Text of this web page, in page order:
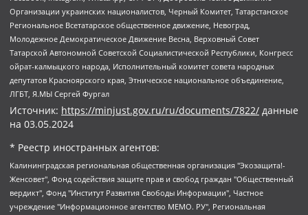
Организации украинских националистов, Черный Комитет, Татарстанское
Региональное Всетатарское общественное движение, Невоград,
Молодежное Демократическое Движение Весна, Верховный Совет
Татарской Автономной Советской Социалистической Республики, Конгресс
ойрат-калмыцкого народа, Исполнительный комитет совета народных
депутатов Красноярского края, Этническое национальное объединение,
ЛГБТ, Я.МЫ Сергей Фургал
Источник: https://minjust.gov.ru/ru/documents/7822/ данные
на 03.05.2024
* Реестр иностранных агентов:
Калининградская региональная общественная организация "Экозащита!-Женсовет", Фонд содействия защите прав и свобод граждан "Общественный вердикт", Фонд "Институт Развития Свободы Информации", Частное учреждение "Информационное агентство МЕМО. РУ", Региональная общественная организация "Общественная комиссия по сохранению наследия академика Сахарова", Фонд поддержки свободы прессы, Санкт-Петербургская общественная правозащитная организация "Гражданский контроль", Межрегиональная общественная организация "Информационно-просветительский центр "Мемориал", Региональный Фонд "Центр Защиты Прав Средств Массовой Информации", с 05.12.2023 Фонд "Центр Защиты Прав Средств массовой информации", Региональная общественная благотворительная организация помощи беженцам и мигрантам "Гражданское содействие", Негосударственное образовательное учреждение дополнительного профессионального образования (повышение квалификации) специалистов "АКАДЕМИЯ ПО ПРАВАМ ЧЕЛОВЕКА", Свердловская региональная общественная организация "Сутяжник", Автономная некоммерческая организация "Центр независимых социологических исследований", Союз общественных объединений "Российский исследовательский центр по правам человека", Региональное общественное учреждение научно-информационный центр "МЕМОРИАЛ", Некоммерческая организация "Фонд защиты гласности", Автономная некоммерческая организация "Институт прав человека", Городская общественная организация "Екатеринбургское общество "МЕМОРИАЛ", Городская общественная организация "Рязанское историко-просветительское и правозащитное общество "Мемориал" (Рязанский Мемориал), Челябинский региональный орган общественной самодеятельности – женское общественное объединение "Женщины Евразии", Челябинский региональный орган общественной самодеятельности "Уральская правозащитная группа", Фонд содействия защите здоровья и социальной справедливости имени Андрея Рылькова, Автономная Некоммерческая Организация "Аналитический Центр Юрия Левады", Автономная некоммерческая организация социальной поддержки населения "Проект Апрель", Региональная общественная организация помощи женщинам и детям, находящимся в кризисной ситуации "Информационно-методический центр "Анна", Фонд содействия развитию массовых коммуникаций и правовому просвещению "Так-так-Так", Фонд содействия устойчивому развитию "Серебряная тайга", Свердловский региональный общественный фонд социальных проектов "Новое время", "Idel.Реалии", Кавказ.Реалии, Крым.Реалии, Телеканал Настоящее Время, Татаро-башкирская служба Радио Свобода (Azatliq Radiosi), Радио Свободная Европа/Радио Свобода (PCE/PC), "Сибирь.Реалии", "Фактограф", Благотворительный фонд помощи осужденным и их семьям, Автономная некоммерческая организация "Институт глобализации и социальных движений", Фонд "В защиту прав заключенных", Частное учреждение "Центр поддержки и содействия развитию средств массовой информации", Пензенский региональный общественный благотворительный фонд "Гражданский союз", "Север.Реалии", Некоммерческая организация Фонд "Правовая инициатива", Общество с ограниченной ответственностью "Радио Свободная Европа/Радио Свобода", Чешское информационное агентство "MEDIUM-ORIENT", Красноярская региональная общественная организация "Мы против СПИДа", Камалягин Денис Николаевич, Маркелов Сергей Евгеньевич, Пономарев Лев Александрович, Савицкая Людмила Алексеевна, Автономная некоммерческая организация "Центр по работе с проблемой насилия "НАСИЛИЮ.НЕТ", Межрегиональный профессиональный союз работников здравоохранения "Альянс врачей", Юридическое лицо, зарегистрированное в Латвийской Республике, SIA "Medusa Project" (регистрационный номер 40103797863, дата регистрации 10.06.2014), Некоммерческая организация "Фонд по борьбе с коррупцией", Автономная некоммерческая организация "Институт права и публичной политики", Баданин Роман Сергеевич, Гликин Максим Александрович, Железнова Мария Михайловна, Лукьянова Юлия Сергеевна, Маетная Елизавета Витальевна, Маняхин Петр Борисович, Чуракова Ольга Владимировна, Ярош Юлия Петровна, Юридическое лицо "The Insider SIA", зарегистрированное в Риге, Латвийская Республика (дата регистрации 26.06.2015), являющееся администратором доменного имени интернет-издания "The Insider SIA", https://theins.ru, Постернак Алексей Евгеньевич, Рубин Михаил Аркадьевич, Анин Роман Александрович, Юридическое лицо Istories fonds, зарегистрированное в Латвийской Республике (регистрационный номер 50008295751, дата регистрации 24.02.2020), Великовский Дмитрий Александрович, Долинина Ирина Николаевна, Мароховская Алеся Алексеевна, Шлейнов Роман Юрьевич, Шмагун Олеся Валентиновна, Общество с ограниченной ответственностью "Альтаир 2021", Общество с ограниченной ответственностью "Вега 2021", Общество с ограниченной ответственностью "Главный редактор 2021", Общество с ограниченной ответственностью "Ромашки монолит", Важенков Артем Валерьевич, Ивановская областная общественная организация "Центр гендерных исследований", Гурман Юрий Альбертович, Медиапроект "ОВД-Инфо", Егоров Владимир Владимирович, Жилинский Владимир Александрович, Общество с ограниченной ответственностью "ЗП", Иванова София Юрьевна, Карезина Инна Павловна, Кильтау Екатерина Викторовна, Петров Алексей Викторович, Пискунов Сергей Евгеньевич, Смирнов Сергей Сергеевич, Тихонов Михаил Сергеевич, Общество с ограниченной ответственностью "ЖУРНАЛИСТ-ИНОСТРАННЫЙ АГЕНТ", Арапова Галина Юрьевна, Вольтская Татьяна Анатольевна, Американская компания "Mason G.E.S. Anonymous Foundation" (США), являющаяся владельцем интернет-издания https://mnews.world/, Компания "Stichting Bellingcat", зарегистрированная в Нидерландах (дата регистрации 11.07.2018), Захаров Андрей Вячеславович, Клепиковская Екатерина Дмитриевна, Общество с ограниченной ответственностью "МЕМО", Перл Роман Александрович, Симонов Евгений Алексеевич, Соловьева Елена Анатольевна, Сотников Даниил Владимирович, Сурначева Елизавета Дмитриевна, Автономная некоммерческая организация по защите прав человека и информированию населения "Якутия – Наше Мнение", Общество с ограниченной ответственностью "Москоу диджитал медиа", с 26.01.2023 Общество с ограниченной ответственностью "Чайка Белые сады", Ветошкина Валерия Валерьевна, Заговора Максим Александрович, Межрегиональное общественное движение "Российская ЛГБТ - сеть", Оленичев Максим Владимирович, Павлов Иван Юрьевич, Скворцова Елена Сергеевна, Общество с ограниченной ответственностью "Как бы инагент", Кочетков Игорь Викторович, Общество с ограниченной ответственностью "Честные выборы", Еланчик Олег Александрович, Общество с ограниченной ответственностью "Нобелевский призыв", Гималова Регина Эмилевна, Григорьев Андрей Валерьевич, Григорьева Алина Александровна, Ассоциация по содействию защите прав призывников, альтернативнослужащих и военнослужащих "Правозащитная группа "Гражданин.Армия.Право", Хисамова Регина Фаритовна, Автономная некоммерческая организация по реализации социально-правовых программ "Лилит", Дальневосточное общественное движение "Маяк", Санкт-Петербургская ЛГБТ-инициативная группа "Выход", Инициативная группа ЛГБТ+ "Реверс", Алексеев Андрей Викторович, Бекбулатова Таисия Львовна, Беляев Иван Михайлович, Владыкина Елена Сергеевна, Гельман Марат Александрович, Никульшина Вероника Юрьевна, Толоконникова Надежда Андреевна, Шендерович Виктор Анатольевич, Общество с ограниченной ответственностью "Данное сообщение", Общество с ограниченной ответственностью Издательский дом "Новая глава", Айнбиндер Александра Александровна, Московский комьюнити-центр для ЛГБТ+инициатив, Благотворительный фонд развития филантропии, Deutsche Welle (Германия, Kurt-Schumacher-Strasse 3, 53113 Bonn), Борзунова Мария Михайловна, Воробьев Виктор Викторович, Голубева Анна Львовна, Константинова Алла Михайловна, Малкова Ирина Владимировна, Мурадов Мурад Абдулгалимович, Осетинская Елизавета Николаевна, Понасенков Евгений Николаевич, Ганапольский Матвей Юрьевич, Киселев Евгений Алексеевич, Борухович Ирина Григорьевна, Дремин Иван Тимофеевич, Дубровский Дмитрий Викторович, Красноярская региональная общественная организация поддержки и развития альтернативных образовательных технологий и межкультурных коммуникаций "ИНТЕРРА", Маяковская Екатерина Алексеевна, Фейгин Марк Захарович, Филимонов Андрей Викторович, Дзугкоева Регина Николаевна, Доброхотов Роман Александрович, Дудь Юрий Александрович, Елкин Сергей Владимирович, Кругликов Кирилл Игоревич, Сабунаева Мария Леонидовна, Семенов Алексей Владимирович, Шаинян Карен Багратович, Шульман Екатерина Михайловна, Асафьев Артур Валерьевич, Вахштайн Виктор Семенович, Венедиктов Алексей Алексеевич, Лушникова Екатерина Евгеньевна, Волков Леонид Михайлович, Невзоров Александр Глебович, Пархоменко Сергей Борисович, Сироткин Ярослав Николаевич, Кара-Мурза Владимир Владимирович, Баранова Наталья Владимировна, Гозман Леонид Яковлевич, Кагарлицкий Борис Юльевич, Климарев Михаил Валерьевич, Милов Владимир Станиславович, Автономная некоммерческая организация Краснодарский центр современного искусства "Типография", Моргенштерн Алишер Тагирович, Соболь Любовь Эдуардовна, Общество с ограниченной ответственностью "ЛИЗА НОРМ", Каспаров Гарри Кимович, Ходорковский Михаил Борисович, Общество с ограниченной ответственностью "Апрельские тезисы", Данилович Ирина Брониславовна, Кашин Олег Владимирович, Петров Николай Владимирович, Пивоваров Алексей Владимирович, Соколов Михаил Владимирович, Цветкова Юлия Владимировна, Чичваркин Евгений Александрович, Комитет против пыток/Команда против пыток, Общество с ограниченной ответственностью "Первый научный", Общество с ограниченной ответственностью "Вертолет и ко", Белоцерковская Вероника Борисовна, Кац Максим Евгеньевич, Лазарева Татьяна Юрьевна, Шаведдинов Руслан Табризович, Яшин Илья Валерьевич, Общество с ограниченной ответственностью "Иноагент ААВ", Алешковский Дмитрий Петрович, Альбац Евгения Марковна, Быков Дмитрий Львович, Галямина Юлия Евгеньевна, Лойко Сергей Леонидович, Мартынов Кирилл Константинович, Медведев Сергей Александрович, Крашенинников Федор Геннадиевич, Гордеева Катерина Вл